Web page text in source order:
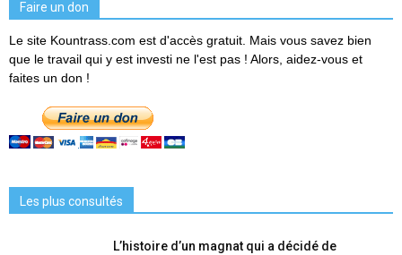
Faire un don
Le site Kountrass.com est d'accès gratuit. Mais vous savez bien
que le travail qui y est investi ne l'est pas ! Alors, aidez-vous et
faites un don !
Les plus consultés
L’histoire d’un magnat qui a décidé de